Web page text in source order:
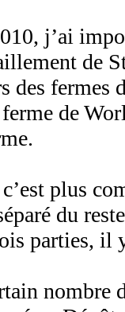
j’ai
de
des fermes
de
plus
du
parties, il
nombre